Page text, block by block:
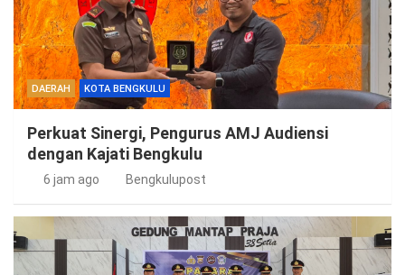
DAERAH KOTA BENGKULU
Perkuat Sinergi, Pengurus AMJ Audiensi
dengan Kajati Bengkulu
6 jam ago Bengkulupost